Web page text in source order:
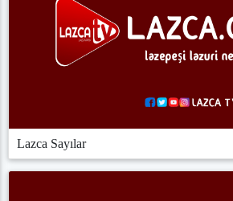
Lazca Sayılar